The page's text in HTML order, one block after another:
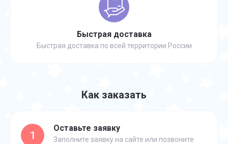
Быстрая доставка
Быстрая доставка по всей территории России
Как заказать
1
Оставьте заявку
Заполните заявку на сайте или позвоните